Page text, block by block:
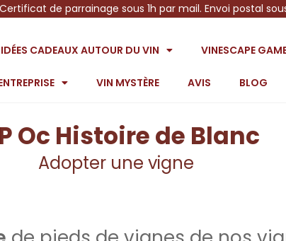
Certificat de parrainage sous 1h par mail. Envoi postal
IDÉES CADEAUX AUTOUR DU VIN VINESCAPE
VIN MYSTÈRE AVIS BLOG
Oc Histoire de Blanc
Adopter une vigne